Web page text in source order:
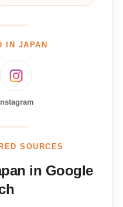
IN JAPAN
Instagram
SOURCES
in Google